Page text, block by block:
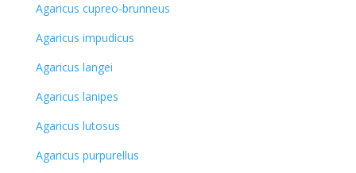
Agaricus cupreo-brunneus
Agaricus impudicus
Agaricus langei
Agaricus lanipes
Agaricus lutosus
Agaricus purpurellus